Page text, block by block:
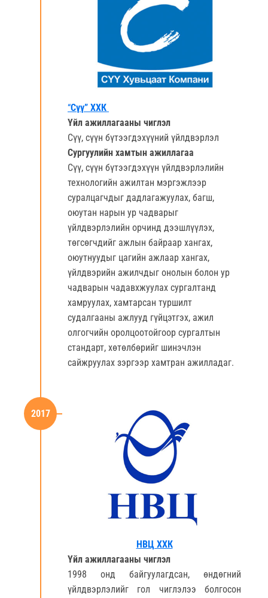
“Сүү” ХХК
Үйл ажиллагааны чиглэл
Сүү, сүүн бүтээгдэхүүний үйлдвэрлэл
Сургуулийн хамтын ажиллагаа
Сүү, сүүн бүтээгдэхүүн үйлдвэрлэлийн
технологийн ажилтан мэргэжлээр
суралцагчдыг дадлагажуулах, багш,
оюутан нарын ур чадварыг
үйлдвэрлэлийн орчинд дээшлүүлэх,
төгсөгчдийг ажлын байраар хангах,
оюутнуудыг цагийн ажлаар хангах,
үйлдвэрийн ажилчдыг онолын болон ур
чадварын чадавхжуулах сургалтанд
хамруулах, хамтарсан туршилт
судалгааны ажлууд гүйцэтгэх, ажил
олгогчийн оролцоотойгоор сургалтын
стандарт, хөтөлбөрийг шинэчлэн
сайжруулах зэргээр хамтран ажилладаг.
2017
НВЦ ХХК
Үйл ажиллагааны чиглэл
1998 онд байгуулагдсан, өндөгний
үйлдвэрлэлийг гол чиглэлээ болгосон